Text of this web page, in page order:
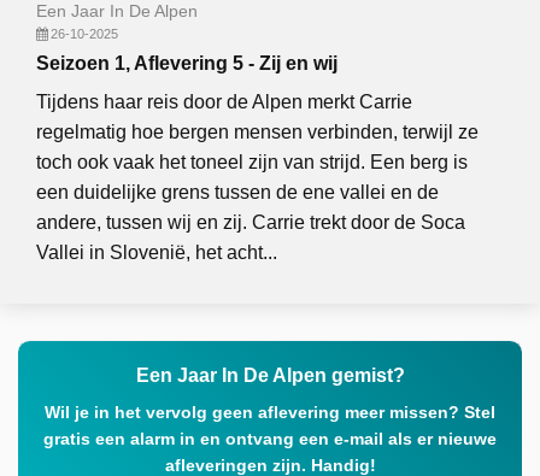
Een Jaar In De Alpen
26-10-2025
Seizoen 1, Aflevering 5 - Zij en wij
Tijdens haar reis door de Alpen merkt Carrie
regelmatig hoe bergen mensen verbinden, terwijl ze
toch ook vaak het toneel zijn van strijd. Een berg is
een duidelijke grens tussen de ene vallei en de
andere, tussen wij en zij. Carrie trekt door de Soca
Vallei in Slovenië, het acht...
Een Jaar In De Alpen gemist?
Wil je in het vervolg geen aflevering meer missen? Stel
gratis een alarm in en ontvang een e-mail als er nieuwe
afleveringen zijn. Handig!